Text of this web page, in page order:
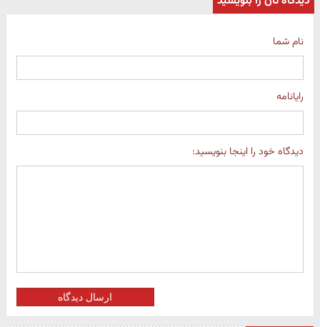
نام شما
رایانامه
دیدگاه خود را اینجا بنویسید:
ارسال دیدگاه